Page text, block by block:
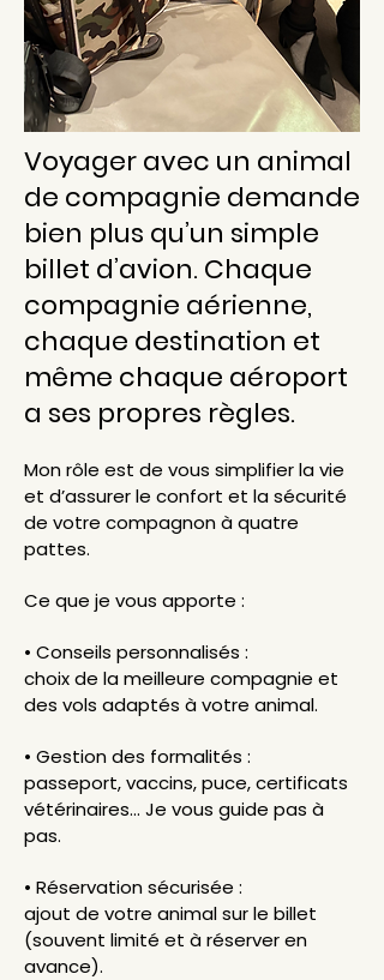
Voyager avec un animal
de compagnie demande
bien plus qu’un simple
billet d’avion. Chaque
compagnie aérienne,
chaque destination et
même chaque aéroport
a ses propres règles.
Mon rôle est de vous simplifier la vie
et d’assurer le confort et la sécurité
de votre compagnon à quatre
pattes.
Ce que je vous apporte :
• Conseils personnalisés :
choix de la meilleure compagnie et
des vols adaptés à votre animal.
• Gestion des formalités :
passeport, vaccins, puce, certificats
vétérinaires... Je vous guide pas à
pas.
• Réservation sécurisée :
ajout de votre animal sur le billet
(souvent limité et à réserver en
avance).